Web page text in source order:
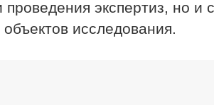
экспертиз, но и
исследования.